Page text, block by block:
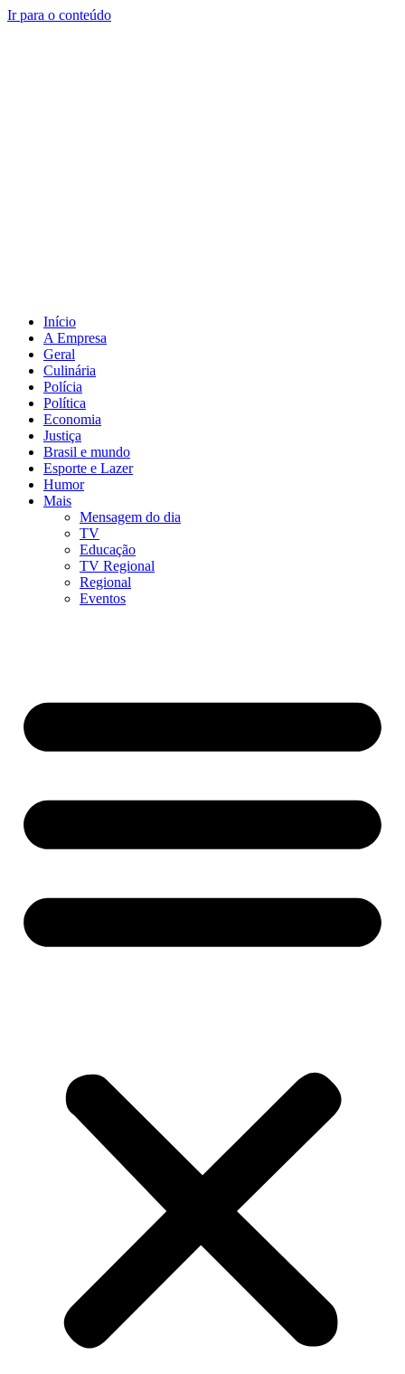
Ir para o conteúdo
Início
A Empresa
Geral
Culinária
Polícia
Política
Economia
Justiça
Brasil e mundo
Esporte e Lazer
Humor
Mais
Mensagem do dia
TV
Educação
TV Regional
Regional
Eventos